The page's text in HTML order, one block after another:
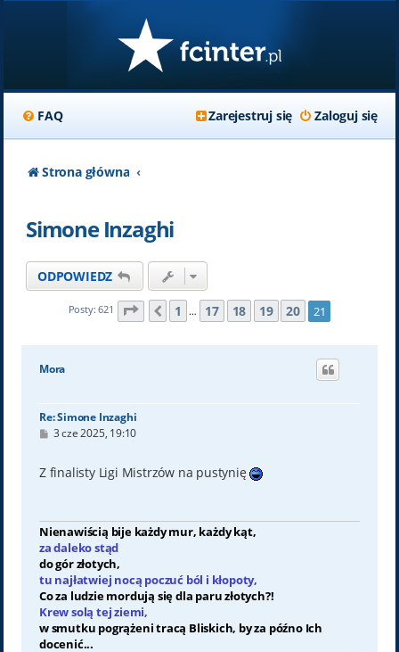
FAQ Zaloguj się
Zarejestruj się
Strona główna
Simone Inzaghi
ODPOWIEDZ
Posty: 621 Strona 21 z21
Poprzednia
1 … 17 18 19 20 21
Mora
Re: Simone Inzaghi
P
t
3 cze 2025, 19:10
Z finalisty Ligi Mistrzów na pustynię
Nienawiścią bije każdy mur, każdy kąt,
za daleko stąd
do gór złotych,
tu najłatwiej nocą poczuć ból i kłopoty,
Co za ludzie mordują się dla paru złotych?!
Krew solą tej ziemi,
w smutku pogrążeni tracą Bliskich, by za późno Ich
docenić...